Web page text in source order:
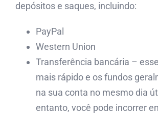
depósitos e saques, incluindo:
PayPal
Western Union
Transferência bancária –
mais rápido e os fundos
na sua conta no mesmo dia
entanto, você pode incorrer